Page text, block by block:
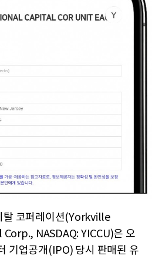
탈 코퍼레이션(Yorkville
NASDAQ: YICCU)은 오
기업공개(IPO) 당시 판매된 유